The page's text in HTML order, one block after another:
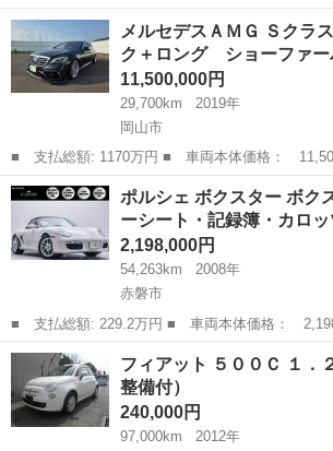
名： フィアット ■ 車種名： ５００Ｃ ■ グ
レヴェルデ 認定中古車 ディー車 限定車 新
動ソフトト...
岡山 岡山市
メルセデスＡＭＧ Ｓクラ
ク＋ロング ショーファ
11,500,000円
29,700km
2019年
岡山市
■ 支払総額: 1170万円 ■ 車両本体価格： 11,500,000 円 ■ メーカ
ー名： メルセデスＡＭＧ ■ 車種名： Ｓクラ
名： Ｓ６３ ４マチック＋ロング ショーファ
ナミックパッ...
岡山 岡山市
ポルシェ ボクスター ボ
ーシート・記録簿・カロ
2,198,000円
54,263km
2008年
赤磐市
■ 支払総額: 229.2万円 ■ 車両本体価格： 2,198,000 円 ■ メーカ
ー名： ポルシェ ■ 車種名： ボクスター ■
スター ハーフレザーシート・記録簿・カロッツ
グＴＶ・...
岡山 赤磐市
フィアット ５００Ｃ １
整備付）
240,000円
97,000km
2012年